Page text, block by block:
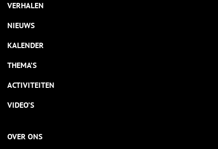
VERHALEN
NIEUWS
KALENDER
THEMA’S
ACTIVITEITEN
VIDEO’S
OVER ONS